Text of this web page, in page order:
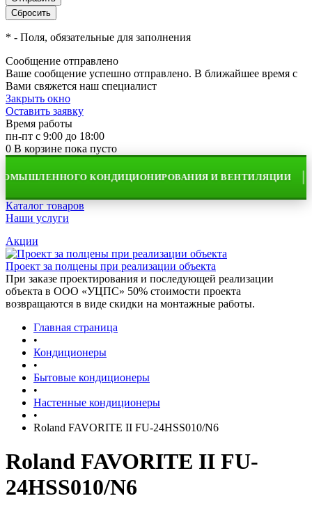
* - Поля, обязательные для заполнения
Сообщение отправлено
Ваше сообщение успешно отправлено. В ближайшее время с
Вами свяжется наш специалист
Закрыть окно
Оставить заявку
Время работы
пн-пт с 9:00 до 18:00
0 В корзине пока пусто
КОНДИЦИОНИРОВАНИЯ И ВЕНТИЛЯЦИИ
Каталог товаров
Наши услуги
Акции
Проект за полцены при реализации объекта
При заказе проектирования и последующей реализации
объекта в ООО «УЦПС» 50% стоимости проекта
возвращаются в виде скидки на монтажные работы.
Главная страница
•
Кондиционеры
•
Бытовые кондиционеры
•
Настенные кондиционеры
•
Roland FAVORITE II FU-24HSS010/N6
Roland FAVORITE II FU-
24HSS010/N6